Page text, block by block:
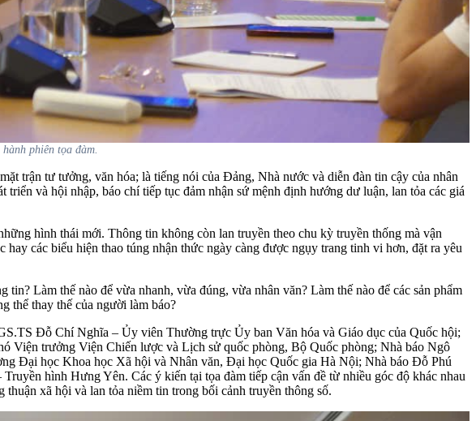
phiên tọa đàm.
trận tư tưởng, văn hóa; là tiếng nói của Đảng, Nhà nước và diễn đàn tin cậy của nhân
và hội nhập, báo chí tiếp tục đảm nhận sứ mệnh định hướng dư luận, lan tỏa các giá
hình thái mới. Thông tin không còn lan truyền theo chu kỳ truyền thống mà vận
các biểu hiện thao túng nhận thức ngày càng được ngụy trang tinh vi hơn, đặt ra yêu
Làm thế nào để vừa nhanh, vừa đúng, vừa nhân văn? Làm thế nào để các sản phẩm
thể thay thế của người làm báo?
Đỗ Chí Nghĩa – Ủy viên Thường trực Ủy ban Văn hóa và Giáo dục của Quốc hội;
Viện trưởng Viện Chiến lược và Lịch sử quốc phòng, Bộ Quốc phòng; Nhà báo Ngô
Đại học Khoa học Xã hội và Nhân văn, Đại học Quốc gia Hà Nội; Nhà báo Đỗ Phú
hình Hưng Yên. Các ý kiến tại tọa đàm tiếp cận vấn đề từ nhiều góc độ khác nhau
xã hội và lan tỏa niềm tin trong bối cảnh truyền thông số.